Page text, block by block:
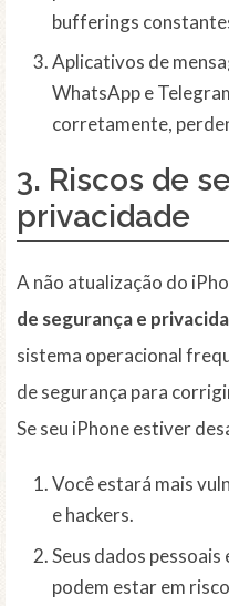
bufferings
Aplicativos de
WhatsApp e
corretamente,
3. Riscos de
privacidade
A não atualização do
de segurança e
sistema operacional
de segurança para
Se seu iPhone estiver
Você estará mais
e hackers.
Seus dados
podem estar em